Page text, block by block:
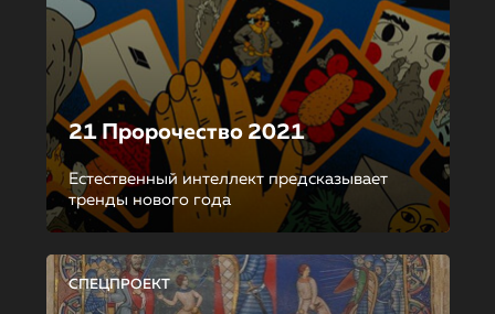
21 Пророчество 2021
Естественный интеллект предсказывает
тренды нового года
СПЕЦПРОЕКТ